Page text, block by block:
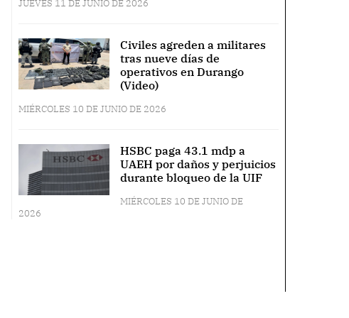
JUEVES 11 DE JUNIO DE 2026
Civiles agreden a militares
tras nueve días de
operativos en Durango
(Video)
MIÉRCOLES 10 DE JUNIO DE 2026
HSBC paga 43.1 mdp a
UAEH por daños y perjuicios
durante bloqueo de la UIF
MIÉRCOLES 10 DE JUNIO DE
2026